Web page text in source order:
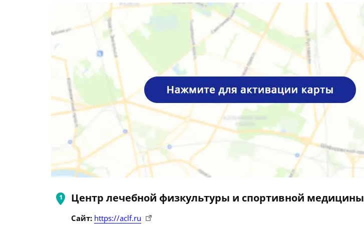
Центр лечебной физкультуры и спортивной медицины
Сайт: https://aclf.ru